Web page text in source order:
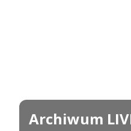
Enter
fullscreenArchiwum